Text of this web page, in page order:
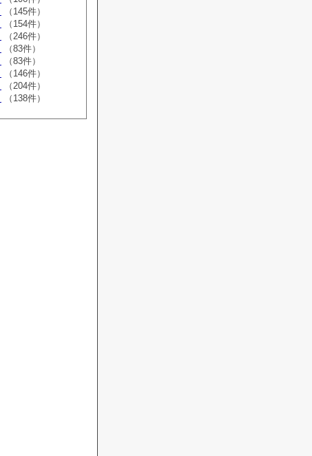
（145件）
（154件）
（246件）
（83件）
（83件）
（146件）
（204件）
（138件）